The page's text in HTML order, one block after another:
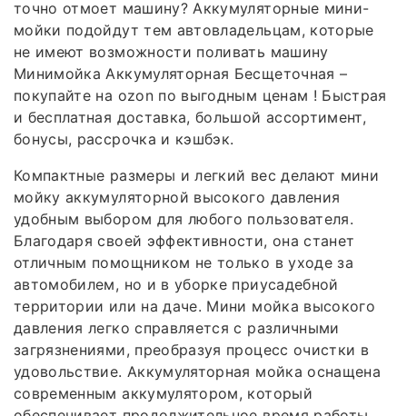
точно отмоет машину? Аккумуляторные мини-
мойки подойдут тем автовладельцам, которые
не имеют возможности поливать машину
Минимойка Аккумуляторная Бесщеточная –
покупайте на ozon по выгодным ценам ! Быстрая
и бесплатная доставка, большой ассортимент,
бонусы, рассрочка и кэшбэк.
Компактные размеры и легкий вес делают мини
мойку аккумуляторной высокого давления
удобным выбором для любого пользователя.
Благодаря своей эффективности, она станет
отличным помощником не только в уходе за
автомобилем, но и в уборке приусадебной
территории или на даче. Мини мойка высокого
давления легко справляется с различными
загрязнениями, преобразуя процесс очистки в
удовольствие. Аккумуляторная мойка оснащена
современным аккумулятором, который